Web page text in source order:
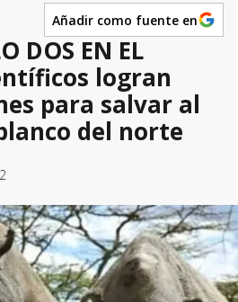
Añadir como fuente en
DOS EN EL
logran
para salvar al
del norte